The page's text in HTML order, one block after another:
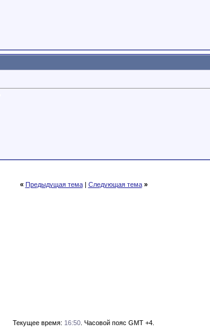
« Предыдущая тема| Следующая тема »
Текущее время: 16:50 . Часовой пояс GMT +4.